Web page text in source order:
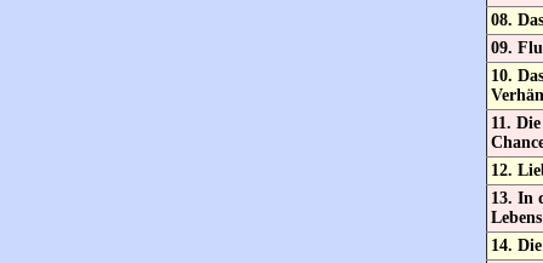
08.
09.
10.
11.
12.
13. In
Lebens
14.